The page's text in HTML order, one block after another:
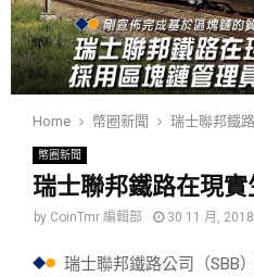
Home 幣圈新聞 瑞士聯邦鐵
幣圈新聞
瑞士聯邦鐵路在現
by CoinTmr 編輯部 30 11 月, 2018
瑞士聯邦鐵路公司（SBB